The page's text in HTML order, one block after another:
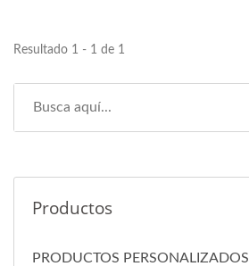
Resultado 1 - 1 de 1
Productos
PRODUCTOS PERSONALIZADOS